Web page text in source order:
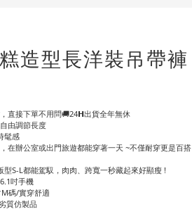
造型長洋裝吊帶褲
直接下單不用問🚚24𝗛出貨全年無休
由調節長度
髦感
在辦公室或出門旅遊都能穿著一天 ~不僅耐穿更是百搭
型S-L都能駕馭，肉肉、跨寬一秒藏起來好顯瘦 !
吋手機
M碼/實穿舒適
質仿製品